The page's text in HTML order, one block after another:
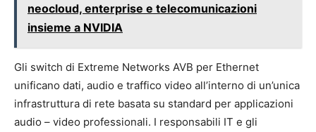
neocloud, enterprise e telecomunicazioni
insieme a NVIDIA
Gli switch di Extreme Networks AVB per Ethernet
unificano dati, audio e traffico video all’interno di un’unica
infrastruttura di rete basata su standard per applicazioni
audio – video professionali. I responsabili IT e gli